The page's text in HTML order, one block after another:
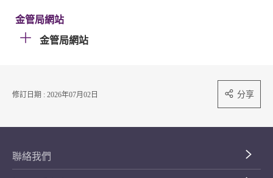
金管局網站
金管局網站
修訂日期 : 2026年07月02日 分享
聯絡我們